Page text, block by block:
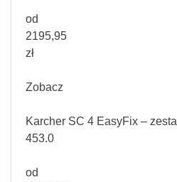
od
2195,95
zł
Zobacz
Karcher SC 4 EasyFix –
453.0
od